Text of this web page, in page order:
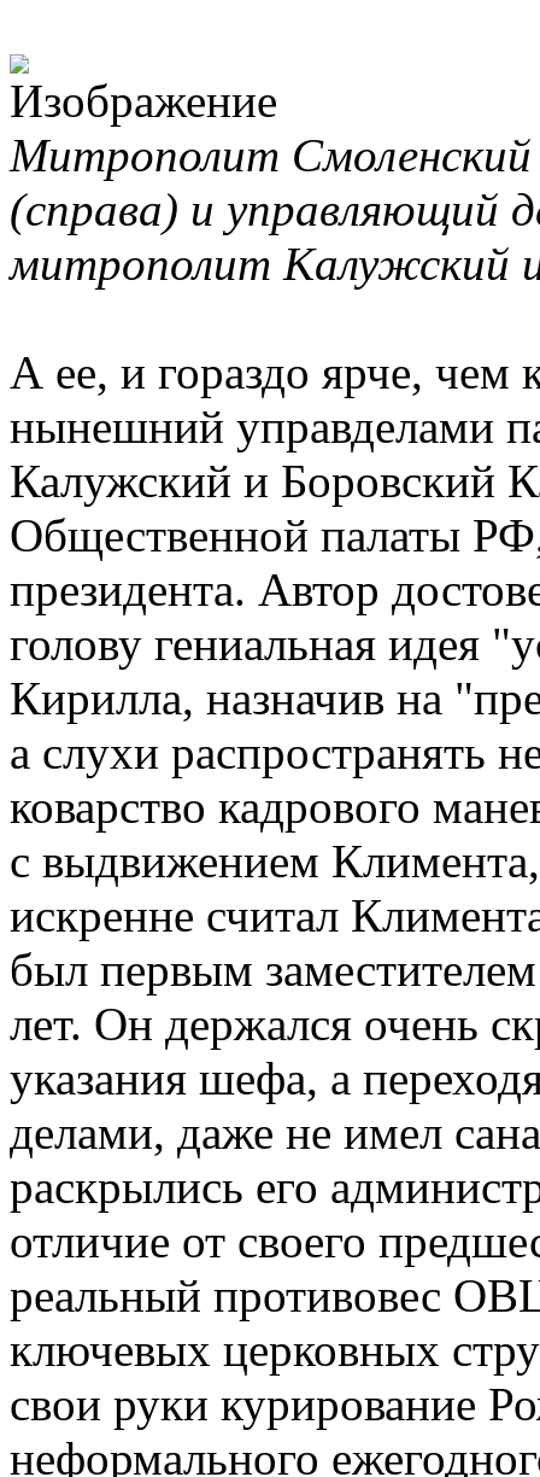
Митрополит Смоленский
(справа) и управляющий
митрополит Калужский
А ее, и гораздо ярче, чем
нынешний управделами
Калужский и Боровский
Общественной палаты
президента. Автор
голову гениальная идея
Кирилла, назначив на
а слухи распространять
коварство кадрового
с выдвижением
искренне считал
был первым
лет. Он держался очень
указания шефа, а
делами, даже не имел
раскрылись его
отличие от своего
реальный противовес
ключевых церковных
свои руки курирование
неформального